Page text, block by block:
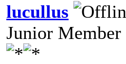
lucullus
Junior Member